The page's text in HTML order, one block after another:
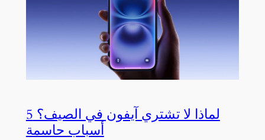
لماذا لا تشتري آيفون في الصيف؟ 5
أسباب حاسمة